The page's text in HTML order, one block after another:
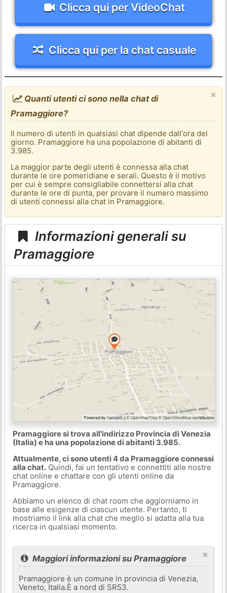
Clicca qui per VideoChat
Clicca qui per la chat casuale
×
Quanti utenti ci sono nella chat di
Pramaggiore?
Il numero di utenti in qualsiasi chat dipende dall'ora del
giorno. Pramaggiore ha una popolazione di abitanti di
3.985.
La maggior parte degli utenti è connessa alla chat
durante le ore pomeridiane e serali. Questo è il motivo
per cui è sempre consigliabile connettersi alla chat
durante le ore di punta, per provare il numero massimo
di utenti connessi alla chat in Pramaggiore.
Informazioni generali su
Pramaggiore
Pramaggiore si trova all'indirizzo Provincia di Venezia
(Italia) e ha una popolazione di abitanti 3.985.
Attualmente, ci sono utenti 4 da Pramaggiore connessi
alla chat.Quindi, fai un tentativo e connettiti alle nostre
chat online e chattare con gli utenti online da
Pramaggiore.
Abbiamo un elenco di chat room che aggiorniamo in
base alle esigenze di ciascun utente. Pertanto, ti
mostriamo il link alla chat che meglio si adatta alla tua
ricerca in qualsiasi momento.
×
Maggiori informazioni su Pramaggiore
Pramaggiore è un comune in provincia di Venezia,
Veneto, Italia.È a nord di SR53.